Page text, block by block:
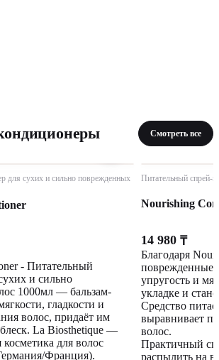
Смотреть все
для сухих и сильно поврежденных
- Питательный
и сильно
1000мл — бальзам-
гладкости и
волос, придаёт им
La Biosthetique —
для волос
Франция).
Питательный спрей-
Nourishing
14 980 ₸
Благодаря
поврежденные
упругость и
укладке и
Средство
выравнивает
волос.
Практичный
распылить на